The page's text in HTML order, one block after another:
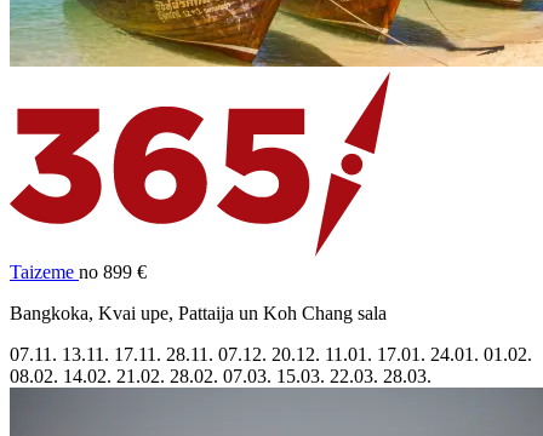
Taizeme no 899 €
Bangkoka, Kvai upe, Pattaija un Koh Chang sala
07.11. 13.11. 17.11. 28.11. 07.12. 20.12. 11.01. 17.01. 24.01. 01.02.
08.02. 14.02. 21.02. 28.02. 07.03. 15.03. 22.03. 28.03.